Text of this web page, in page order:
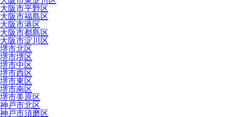
大阪市平野区
大阪市福島区
大阪市港区
大阪市都島区
大阪市淀川区
堺市北区
堺市堺区
堺市中区
堺市西区
堺市東区
堺市南区
堺市美原区
神戸市北区
神戸市須磨区